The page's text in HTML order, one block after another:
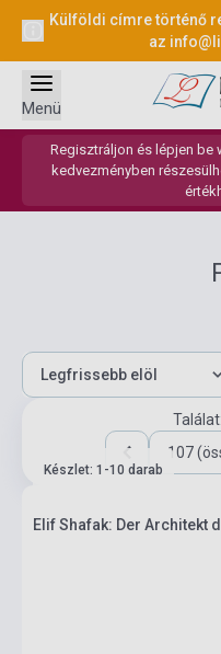
Külföldi címre történő
az
Regisztráljon és lépjen be
kedvezményben
Menü
Találat:
107
Készlet: 1-10 darab
Elif Shafak: Der Architekt